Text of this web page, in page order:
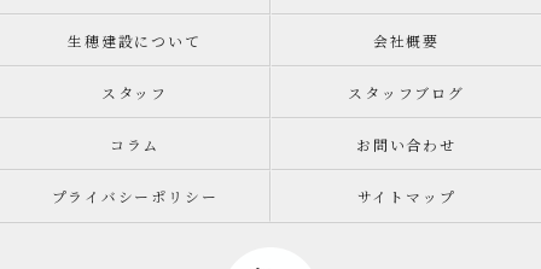
生穂建設について 会社概要
スタッフ スタッフブログ
コラム お問い合わせ
プライバシーポリシー サイトマップ